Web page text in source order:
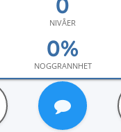
NIVÅER
NOGGRANNHET